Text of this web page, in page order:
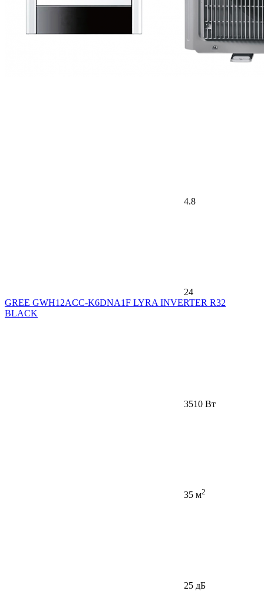
4.8
24
GREE GWH12ACC-K6DNA1F LYRA INVERTER R32
BLACK
3510 Вт
35 м2
25 дБ